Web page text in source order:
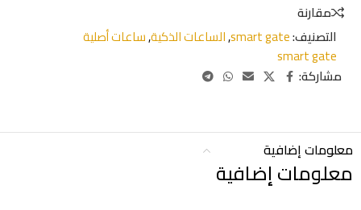
مقارنة
التصنيف:smart gate
,الساعات الذكية,ساعات أصلية
smart gate
مشاركة:
معلومات إضافية
معلومات إضافية